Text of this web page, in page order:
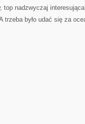
top nadzwyczaj
trzeba było udać się za